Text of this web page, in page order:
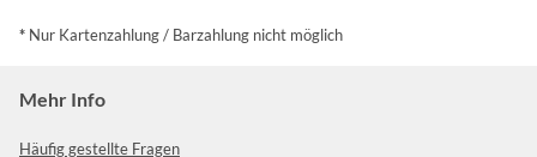
* Nur Kartenzahlung / Barzahlung nicht möglich
Mehr Info
Häufig gestellte Fragen